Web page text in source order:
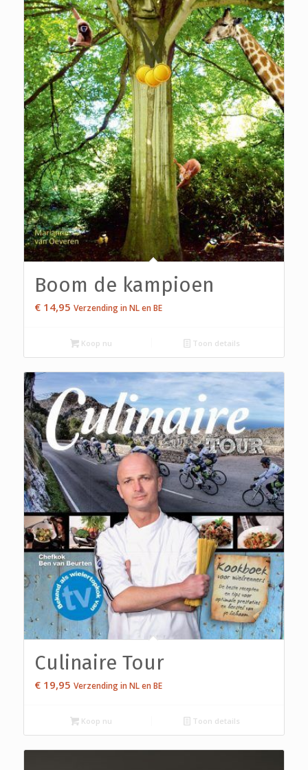
Boom de kampioen
€14,95 Verzending in NL en BE
Koop nu Toon details
Culinaire Tour
€19,95 Verzending in NL en BE
Koop nu Toon details